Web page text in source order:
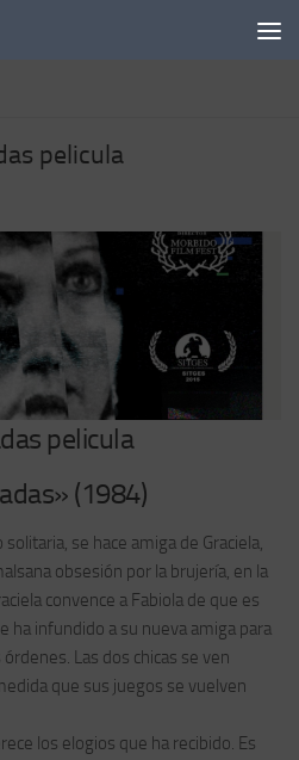
pelicula
pelicula
(1984)
se hace amiga de Graciela,
obsesión por la brujería, en la
convence a Fabiola de que es
ha infundido a su nueva amiga para
Las dos chicas se ven
que sus juegos se vuelven
los elogios que ha recibido. Es